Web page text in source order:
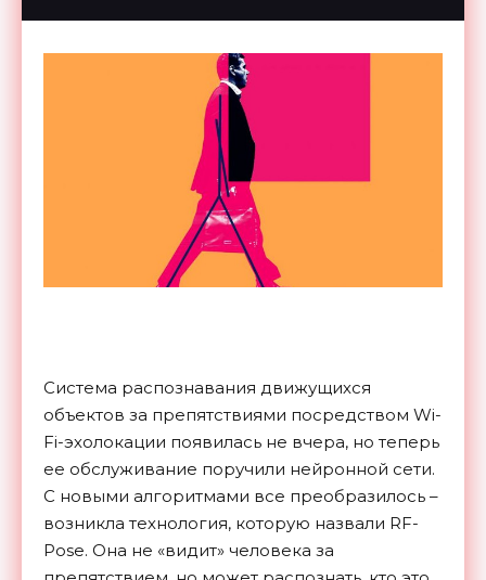
Система распознавания движущихся
объектов за препятствиями посредством Wi-
Fi-эхолокации появилась не вчера, но теперь
ее обслуживание поручили нейронной сети.
С новыми алгоритмами все преобразилось –
возникла технология, которую назвали RF-
Pose. Она не «видит» человека за